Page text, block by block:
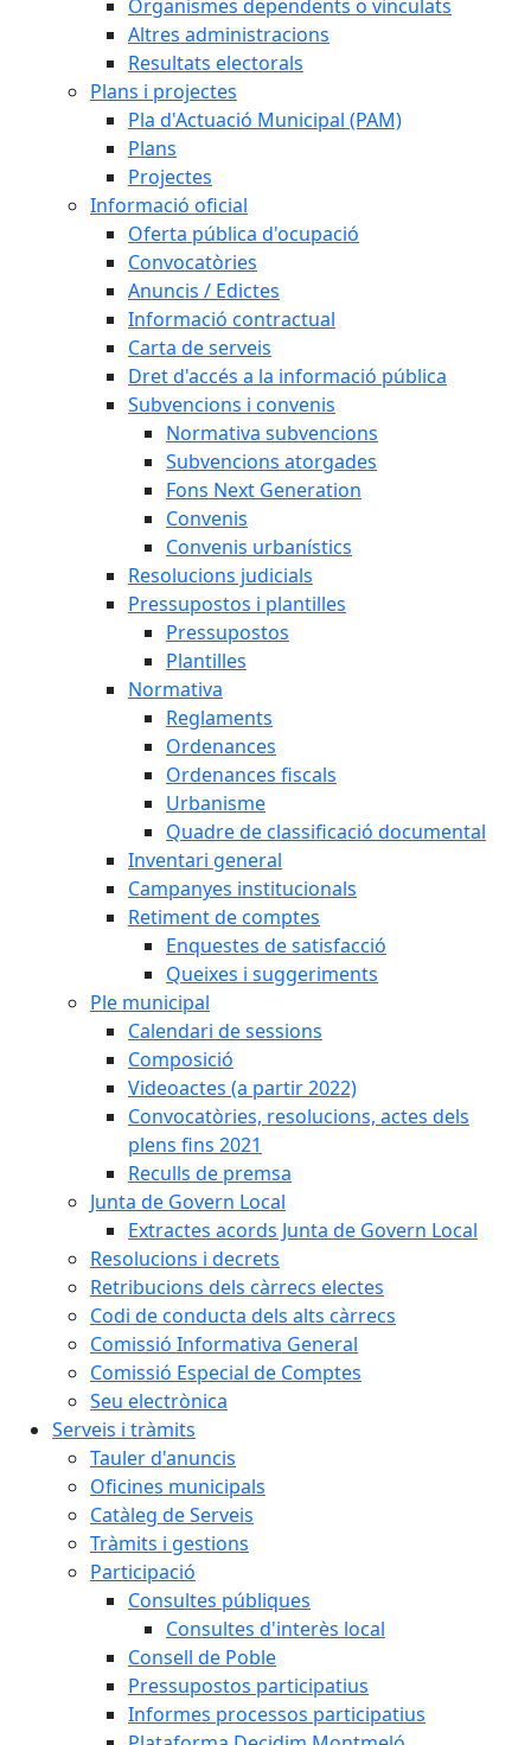
Organismes dependents o vinculats
Altres administracions
Resultats electorals
Plans i projectes
Pla d'Actuació Municipal (PAM)
Plans
Projectes
Informació oficial
Oferta pública d'ocupació
Convocatòries
Anuncis / Edictes
Informació contractual
Carta de serveis
Dret d'accés a la informació pública
Subvencions i convenis
Normativa subvencions
Subvencions atorgades
Fons Next Generation
Convenis
Convenis urbanístics
Resolucions judicials
Pressupostos i plantilles
Pressupostos
Plantilles
Normativa
Reglaments
Ordenances
Ordenances fiscals
Urbanisme
Quadre de classificació documental
Inventari general
Campanyes institucionals
Retiment de comptes
Enquestes de satisfacció
Queixes i suggeriments
Ple municipal
Calendari de sessions
Composició
Videoactes (a partir 2022)
Convocatòries, resolucions, actes dels
plens fins 2021
Reculls de premsa
Junta de Govern Local
Extractes acords Junta de Govern Local
Resolucions i decrets
Retribucions dels càrrecs electes
Codi de conducta dels alts càrrecs
Comissió Informativa General
Comissió Especial de Comptes
Seu electrònica
Serveis i tràmits
Tauler d'anuncis
Oficines municipals
Catàleg de Serveis
Tràmits i gestions
Participació
Consultes públiques
Consultes d'interès local
Consell de Poble
Pressupostos participatius
Informes processos participatius